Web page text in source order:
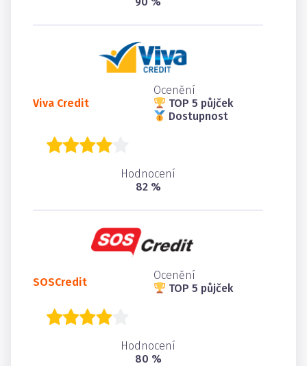
Viva Credit
Ocenění
TOP 5 půjček
Dostupnost
Hodnocení
82 %
SOSCredit
Ocenění
TOP 5 půjček
Hodnocení
80 %